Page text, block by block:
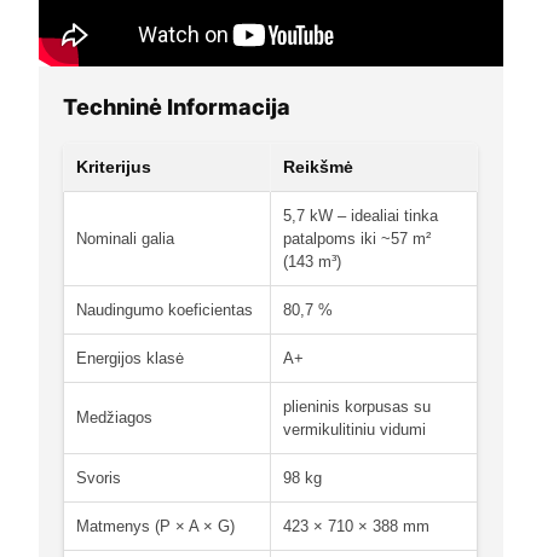
Techninė Informacija
Kriterijus Reikšmė
Nominali galia
5,7 kW – idealiai tinka
patalpoms iki ~57 m²
(143 m³)
Naudingumo koeficientas 80,7 %
Energijos klasė A+
Medžiagos
plieninis korpusas su
vermikulitiniu vidumi
Svoris 98 kg
Matmenys (P × A × G) 423 × 710 × 388 mm